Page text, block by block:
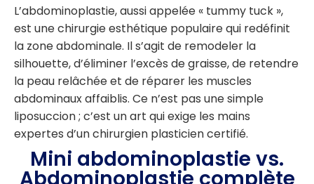
L’abdominoplastie, aussi appelée « tummy tuck »,
est une chirurgie esthétique populaire qui redéfinit
la zone abdominale. Il s’agit de remodeler la
silhouette, d’éliminer l’excès de graisse, de retendre
la peau relâchée et de réparer les muscles
abdominaux affaiblis. Ce n’est pas une simple
liposuccion ; c’est un art qui exige les mains
expertes d’un chirurgien plasticien certifié.
Mini abdominoplastie vs.